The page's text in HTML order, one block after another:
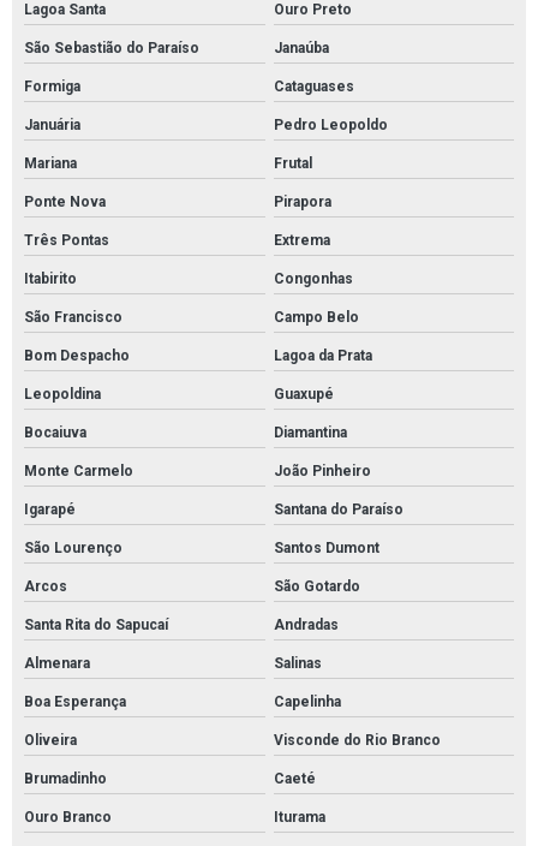
Válvulas reguladoras de alta pressão
Válvulas reguladoras de pressão água
Válvula esfera com atuador pneumático
Absorvente hidrofóbico para óleo
Absorvente industrial de óleo
Absorvente industrial para hidrocarbonetos
Absorvente industrial para petróleo e derivados
Absorvente para hidrocarbonetos
Absorvente para óleo e combustíveis
Absorventes industriais
Cordão absorvente
Cordão absorvente de derivados de petróleo
Cordão absorvente de óleo
Cordão absorvente industrial
Cordão absorvente para contenção de vazamento de óleo
Cordão absorvente para contenção de óleo
Cordão absorvente para indústrias químicas
Lagoa Santa Ouro Preto
São Sebastião do Paraíso Janaúba
Formiga Cataguases
Januária Pedro Leopoldo
Mariana Frutal
Ponte Nova Pirapora
Três Pontas Extrema
Itabirito Congonhas
São Francisco Campo Belo
Bom Despacho Lagoa da Prata
Leopoldina Guaxupé
Bocaiuva Diamantina
Monte Carmelo João Pinheiro
Igarapé Santana do Paraíso
São Lourenço Santos Dumont
Arcos São Gotardo
Santa Rita do Sapucaí Andradas
Almenara Salinas
Boa Esperança Capelinha
Oliveira Visconde do Rio Branco
Brumadinho Caeté
Ouro Branco Iturama